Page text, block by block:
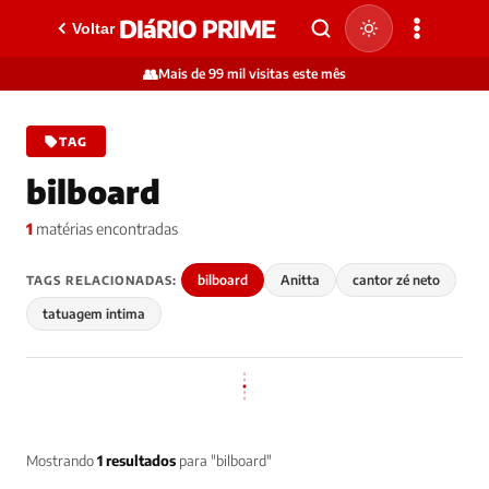
Voltar DIáRIO PRIME
👥Mais de 99 mil visitas este mês
TAG
bilboard
1 matérias encontradas
TAGS RELACIONADAS: bilboard Anitta cantor zé neto
tatuagem intima
Mostrando1 resultados para "bilboard"